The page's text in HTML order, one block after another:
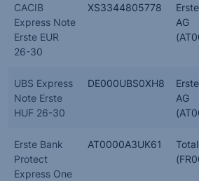
CACIB
Express Note
Erste EUR
26-30
XS3344805778
AG
UBS Express
Note Erste
HUF 26-30
DE000UBS0XH8
AG
Erste Bank
Protect
Express One
AT0000A3UK61